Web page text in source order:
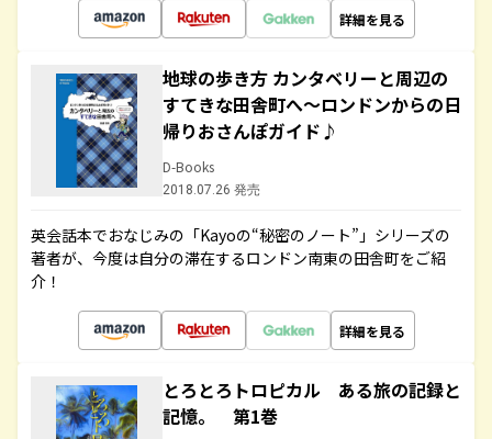
詳細を見る
地球の歩き方 カンタベリーと周辺の
すてきな田舎町へ～ロンドンからの日
帰りおさんぽガイド♪
D-Books
2018.07.26 発売
英会話本でおなじみの「Kayoの“秘密のノート”」シリーズの
著者が、今度は自分の滞在するロンドン南東の田舎町をご紹
介！
詳細を見る
とろとろトロピカル ある旅の記録と
記憶。 第1巻